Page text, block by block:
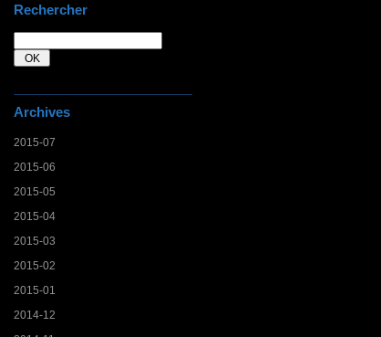
Rechercher
Archives
2015-07
2015-06
2015-05
2015-04
2015-03
2015-02
2015-01
2014-12